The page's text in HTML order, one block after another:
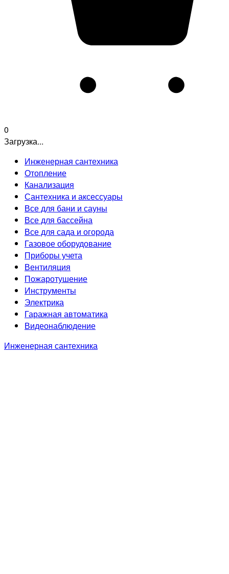
0
Загрузка...
Инженерная сантехника
Отопление
Канализация
Сантехника и аксессуары
Все для бани и сауны
Все для бассейна
Все для сада и огорода
Газовое оборудование
Приборы учета
Вентиляция
Пожаротушение
Инструменты
Электрика
Гаражная автоматика
Видеонаблюдение
Инженерная сантехника